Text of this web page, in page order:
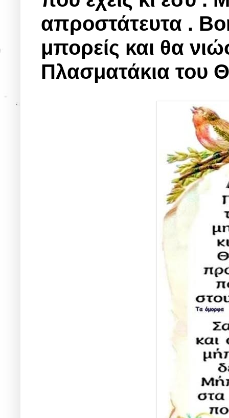
απροστάτευτα .
μπορείς και θα
Πλασματάκια του